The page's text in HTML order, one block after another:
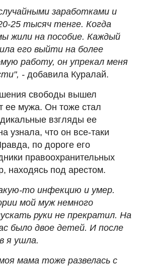
заработками и
25 тысяч тенге. Когда
жили на пособие. Каждый
его выйти на более
работу, он упрекал меня
- добавила Куралай.
свободы вышел
ее мужа. Он тоже стал
взгляды ее
узнала, что он все-таки
по дороге его
правоохранительных
находясь под арестом.
то инфекцию и умер.
мой муж немного
руки не прекратил. На
было двое детей. И после
я ушла.
мама тоже развелась с